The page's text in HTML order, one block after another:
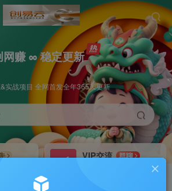
网赚 ∞ 稳定更新
实战项目 全网首发全年365天更新
VIP交流
群聊
研究探讨更多创业项目路子。